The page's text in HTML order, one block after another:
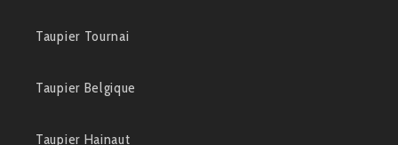
Taupier Tournai
Taupier Belgique
Taupier Hainaut